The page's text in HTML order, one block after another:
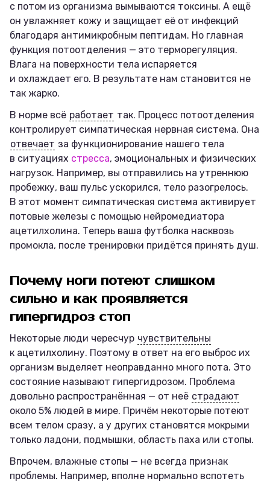
с потом из организма вымываются токсины. А ещё
он увлажняет кожу и защищает её от инфекций
благодаря антимикробным пептидам. Но главная
функция потоотделения — это терморегуляция.
Влага на поверхности тела испаряется
и охлаждает его. В результате нам становится не
так жарко.
В норме всё работает так. Процесс потоотделения
контролирует симпатическая нервная система. Она
отвечает за функционирование нашего тела
в ситуациях стресса, эмоциональных и физических
нагрузок. Например, вы отправились на утреннюю
пробежку, ваш пульс ускорился, тело разогрелось.
В этот момент симпатическая система активирует
потовые железы с помощью нейромедиатора
ацетилхолина. Теперь ваша футболка насквозь
промокла, после тренировки придётся принять душ.
Почему ноги потеют слишком
сильно и как проявляется
гипергидроз стоп
Некоторые люди чересчур чувствительны
к ацетилхолину. Поэтому в ответ на его выброс их
организм выделяет неоправданно много пота. Это
состояние называют гипергидрозом. Проблема
довольно распространённая — от неё страдают
около 5% людей в мире. Причём некоторые потеют
всем телом сразу, а у других становятся мокрыми
только ладони, подмышки, область паха или стопы.
Впрочем, влажные стопы — не всегда признак
проблемы. Например, вполне нормально вспотеть